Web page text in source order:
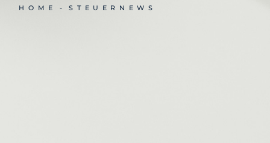
HOME STEUERNEWS